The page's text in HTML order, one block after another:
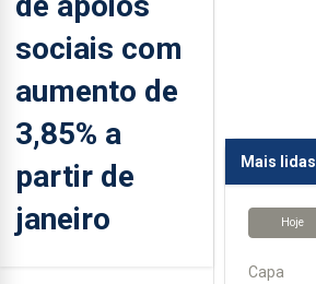
sociais com
aumento de
3,85% a
partir de
janeiro
Mais lidas
Hoje
Capa